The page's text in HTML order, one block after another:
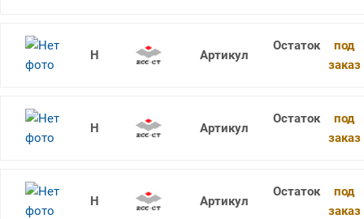
CCMT060204-AHF YB6315
под
заказ
CCMT060204-EF YBM153
под
заказ
CCMT060204-EF YBM153F
под
заказ